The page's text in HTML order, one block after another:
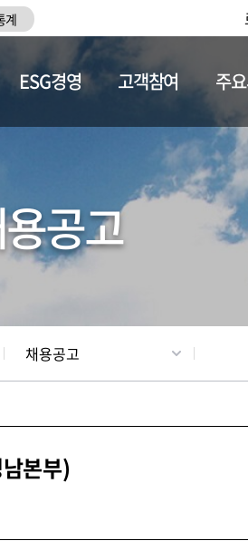
계
채용정보
ESG경영 고객참여 주
공고
채용공고
본부)